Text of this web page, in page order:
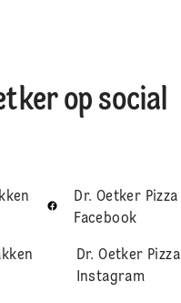
op social
Dr. Oetker Pizza
Facebook
Dr. Oetker Pizza
Instagram